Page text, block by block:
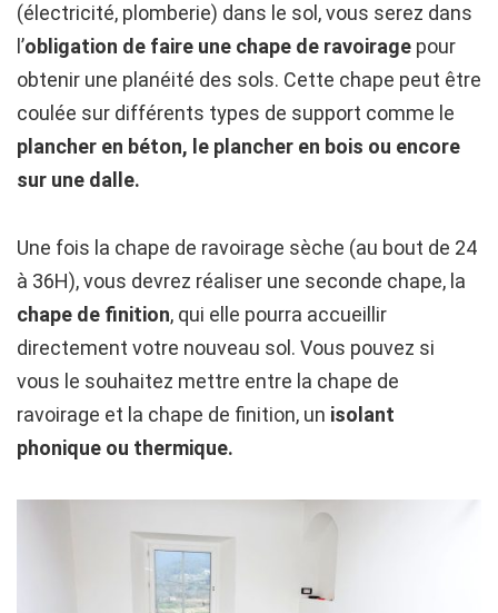
(électricité, plomberie) dans le sol, vous serez dans
l’obligation de faire une chape de ravoirage pour
obtenir une planéité des sols. Cette chape peut être
coulée sur différents types de support comme le
plancher en béton, le plancher en bois ou encore
sur une dalle.
Une fois la chape de ravoirage sèche (au bout de 24
à 36H), vous devrez réaliser une seconde chape, la
chape de finition, qui elle pourra accueillir
directement votre nouveau sol. Vous pouvez si
vous le souhaitez mettre entre la chape de
ravoirage et la chape de finition, un isolant
phonique ou thermique.